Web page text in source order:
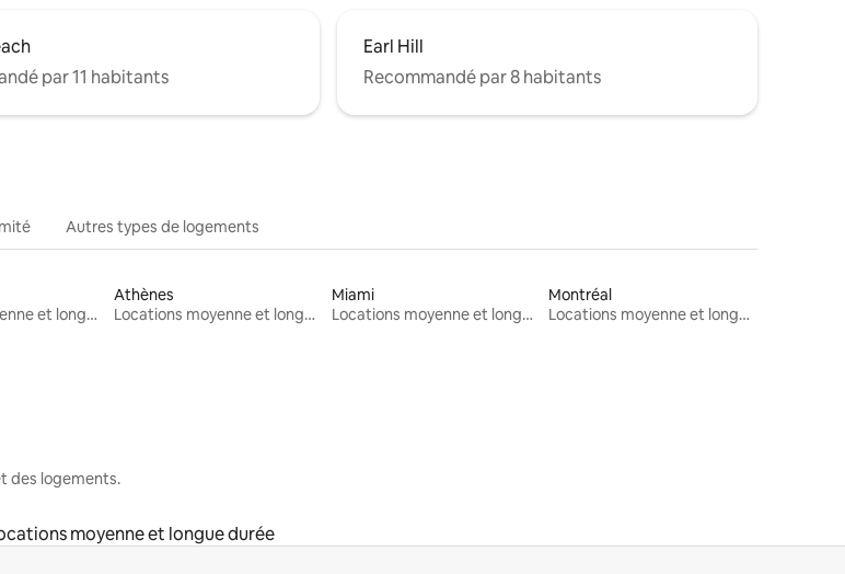
par 11 habitants
Earl Hill
Recommandé par 8 habitants
Autres types de logements
Locations moyenne et longue durée
Athènes
Locations moyenne et longue durée
Miami
Locations moyenne et longue durée
Montréal
Locations moyenne et longue durée
des logements.
moyenne et longue durée